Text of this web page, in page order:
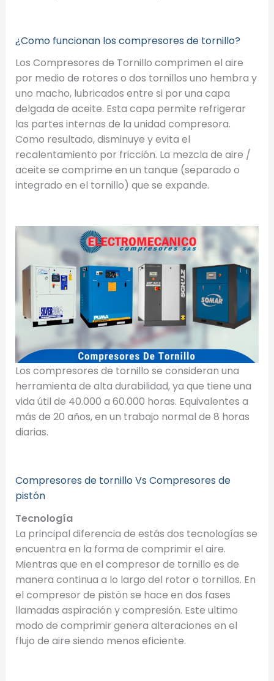
¿Como funcionan los compresores de tornillo?
Los Compresores de Tornillo comprimen el aire
por medio de rotores o dos tornillos uno hembra y
uno macho, lubricados entre si por una capa
delgada de aceite. Esta capa permite refrigerar
las partes internas de la unidad compresora.
Como resultado, disminuye y evita el
recalentamiento por fricción. La mezcla de aire /
aceite se comprime en un tanque (separado o
integrado en el tornillo) que se expande.
Los compresores de tornillo se consideran una
herramienta de alta durabilidad, ya que tiene una
vida útil de 40.000 a 60.000 horas. Equivalentes a
más de 20 años, en un trabajo normal de 8 horas
diarias.
Compresores de tornillo Vs Compresores de
pistón
Tecnología
La principal diferencia de estás dos tecnologías se
encuentra en la forma de comprimir el aire.
Mientras que en el compresor de tornillo es de
manera continua a lo largo del rotor o tornillos. En
el compresor de pistón se hace en dos fases
llamadas aspiración y compresión. Este ultimo
modo de comprimir genera alteraciones en el
flujo de aire siendo menos eficiente.